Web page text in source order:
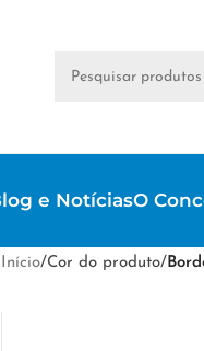
e NotíciasO
Início/Cor do produto/